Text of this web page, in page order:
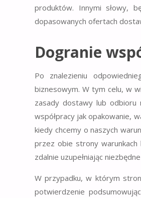
produktów. Innymi słowy,
dopasowanych ofertach
Dogranie
Po znalezieniu
biznesowym. W tym celu, w
zasady dostawy lub odbioru
współpracy jak opakowanie,
kiedy chcemy o naszych
przez obie strony warunkach
zdalnie uzupełniając
W przypadku, w którym
potwierdzenie